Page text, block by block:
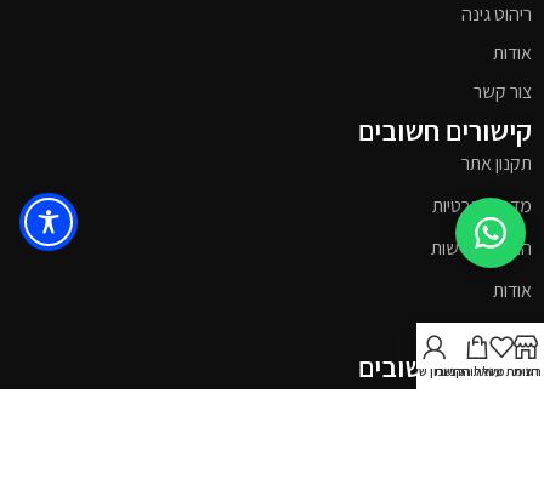
ריהוט גינה
אודות
צור קשר
קישורים חשובים
תקנון אתר
מדניות פרטיות
הצהרת נגישות
אודות
צור קשר
קישורים חשובים
חנות
רשימת משאלות
עגלת הקניותחשבון שלי